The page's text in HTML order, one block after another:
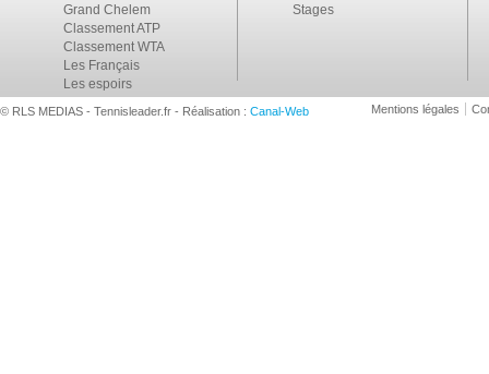
Grand Chelem
Classement ATP
Classement WTA
Les Français
Les espoirs
Stages
© RLS MEDIAS - Tennisleader.fr - Réalisation : Canal-Web Mentions légales